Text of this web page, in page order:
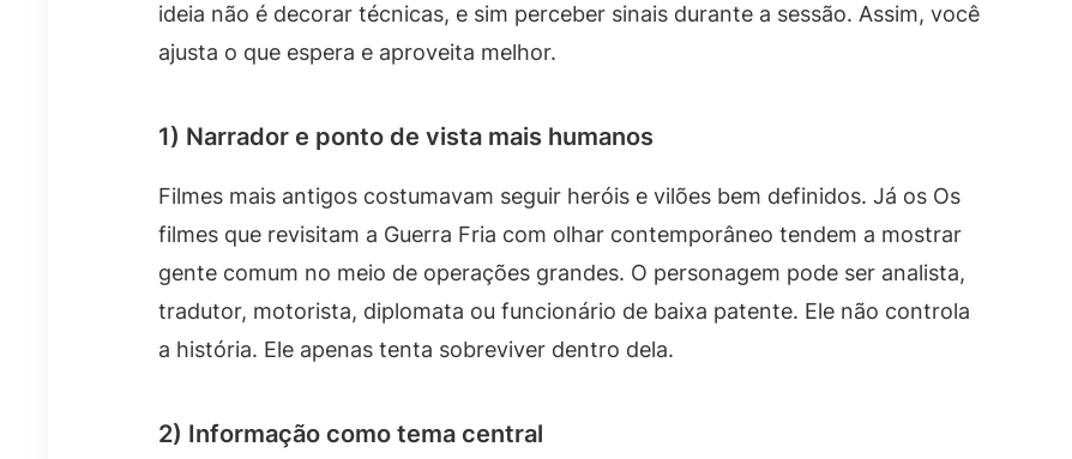
ideia não é decorar técnicas, e sim perceber sinais durante a sessão. Assim, você
ajusta o que espera e aproveita melhor.
1) Narrador e ponto de vista mais humanos
Filmes mais antigos costumavam seguir heróis e vilões bem definidos. Já os Os
filmes que revisitam a Guerra Fria com olhar contemporâneo tendem a mostrar
gente comum no meio de operações grandes. O personagem pode ser analista,
tradutor, motorista, diplomata ou funcionário de baixa patente. Ele não controla
a história. Ele apenas tenta sobreviver dentro dela.
2) Informação como tema central